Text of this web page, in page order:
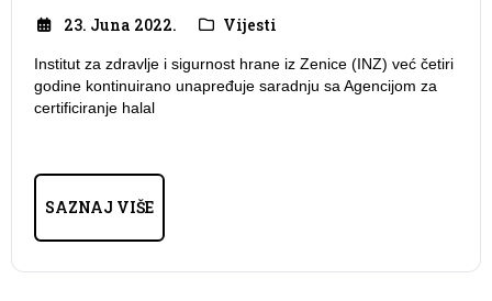
23. Juna 2022. Vijesti
Institut za zdravlje i sigurnost hrane iz Zenice (INZ) već četiri
godine kontinuirano unapređuje saradnju sa Agencijom za
certificiranje halal
SAZNAJ VIŠE